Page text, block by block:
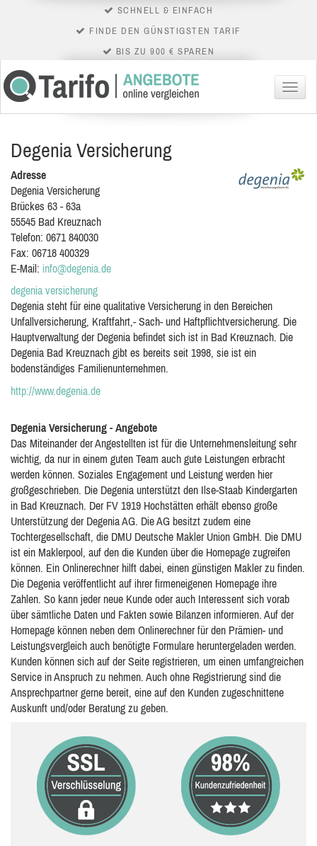
SCHNELL & EINFACH
FINDE DEN GÜNSTIGSTEN TARIF
BIS ZU 900 € SPAREN
Menü
Degenia Versicherung
Adresse
Degenia Versicherung
Brückes 63 - 63a
55545 Bad Kreuznach
Telefon: 0671 840030
Fax: 06718 400329
E-Mail: info@degenia.de
degenia versicherung
Degenia steht für eine qualitative Versicherung in den Bereichen
Unfallversicherung, Kraftfahrt,- Sach- und Haftpflichtversicherung. Die
Hauptverwaltung der Degenia befindet sich ist in Bad Kreuznach. Die
Degenia Bad Kreuznach gibt es bereits seit 1998, sie ist ein
bodenständiges Familienunternehmen.
http://www.degenia.de
Degenia Versicherung - Angebote
Das Miteinander der Angestellten ist für die Unternehmensleitung sehr
wichtig, da nur in einem guten Team auch gute Leistungen erbracht
werden können. Soziales Engagement und Leistung werden hier
großgeschrieben. Die Degenia unterstützt den Ilse-Staab Kindergarten
in Bad Kreuznach. Der FV 1919 Hochstätten erhält ebenso große
Unterstützung der Degenia AG. Die AG besitzt zudem eine
Tochtergesellschaft, die DMU Deutsche Makler Union GmbH. Die DMU
ist ein Maklerpool, auf den die Kunden über die Homepage zugreifen
können. Ein Onlinerechner hilft dabei, einen günstigen Makler zu finden.
Die Degenia veröffentlicht auf ihrer firmeneigenen Homepage ihre
Zahlen. So kann jeder neue Kunde oder auch Interessent sich vorab
über sämtliche Daten und Fakten sowie Bilanzen informieren. Auf der
Homepage können neben dem Onlinerechner für den Prämien- und
Leistungsvergleich auch benötigte Formulare heruntergeladen werden.
Kunden können sich auf der Seite registrieren, um einen umfangreichen
Service in Anspruch zu nehmen. Auch ohne Registrierung sind die
Ansprechpartner gerne bereit, eine auf den Kunden zugeschnittene
Auskunft und/oder Beratung zu geben.